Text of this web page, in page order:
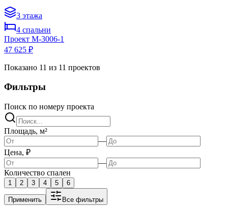
3 этажа
4 спальни
Проект M-3006-1
47 625 ₽
Показано 11 из 11 проектов
Фильтры
Поиск по номеру проекта
Площадь, м²
—
Цена, ₽
—
Количество спален
1 2 3 4 5 6
Применить Все фильтры